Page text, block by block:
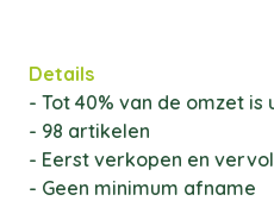
Details
- Tot 40% van de omzet is
- 98 artikelen
- Eerst verkopen en
- Geen minimum afname